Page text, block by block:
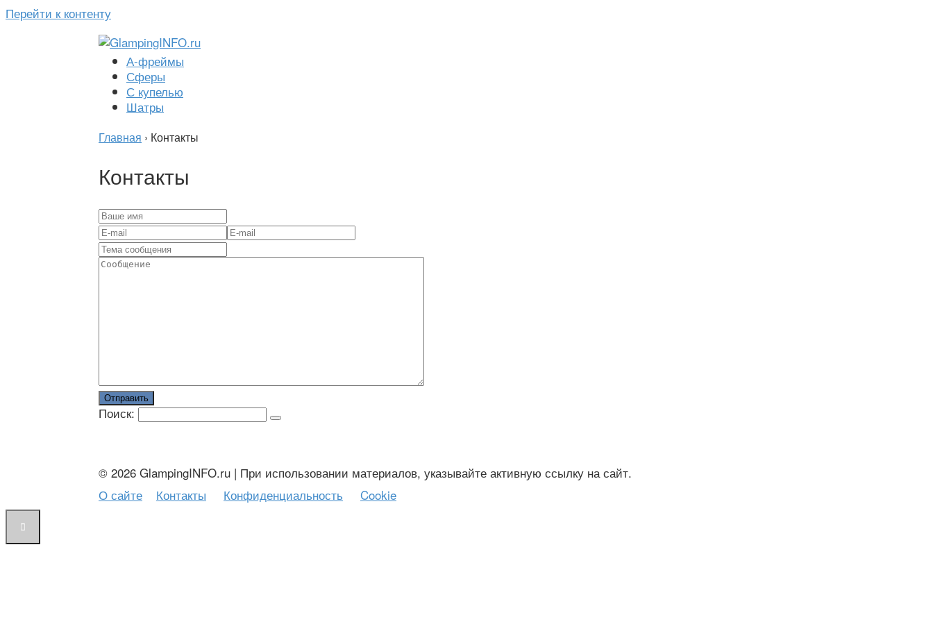
Перейти к контенту
А-фреймы
Сферы
С купелью
Шатры
Главная › Контакты
Контакты
Отправить
Поиск:
© 2026 GlampingINFO.ru | При использовании материалов, указывайте активную ссылку на сайт.
О сайте
Контакты Конфиденциальность Cookie